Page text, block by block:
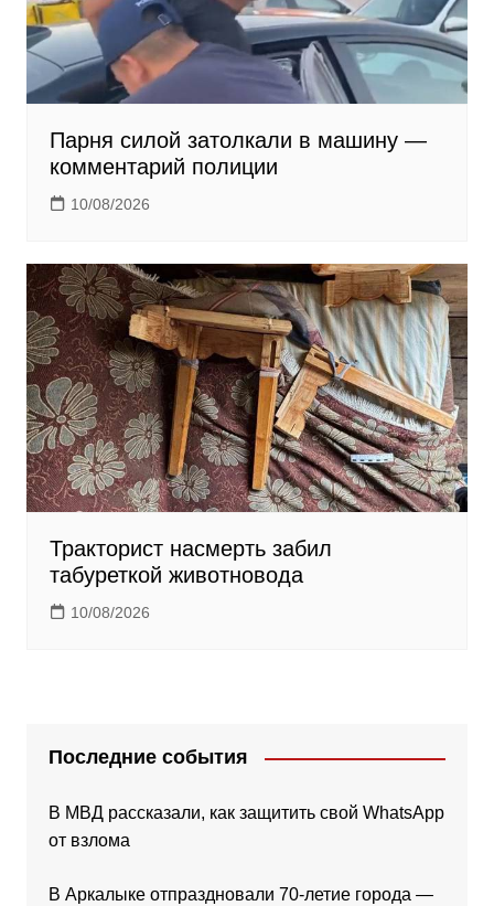
Парня силой затолкали в машину —
комментарий полиции
10/08/2026
Тракторист насмерть забил
табуреткой животновода
10/08/2026
Последние события
В МВД рассказали, как защитить свой WhatsApp
от взлома
В Аркалыке отпраздновали 70-летие города —